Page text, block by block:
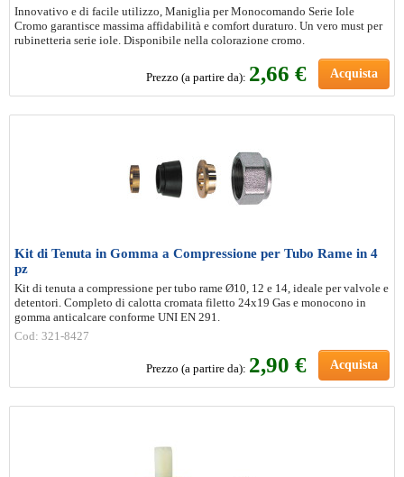
Innovativo e di facile utilizzo, Maniglia per Monocomando Serie Iole
Cromo garantisce massima affidabilità e comfort duraturo. Un vero must per
rubinetteria serie iole. Disponibile nella colorazione cromo.
Prezzo (a partire da): 2,66 € Acquista
Kit di Tenuta in Gomma a Compressione per Tubo Rame in 4
pz
Kit di tenuta a compressione per tubo rame Ø10, 12 e 14, ideale per valvole e
detentori. Completo di calotta cromata filetto 24x19 Gas e monocono in
gomma anticalcare conforme UNI EN 291.
Cod: 321-8427
Prezzo (a partire da): 2,90 € Acquista